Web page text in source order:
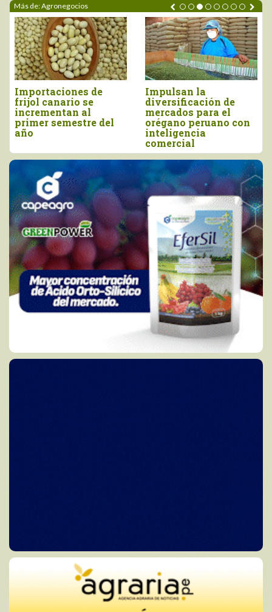
Más de: Agronegocios
Importaciones de
frijol canario se
incrementan al
primer semestre del
año
Impulsan la
diversificación de
mercados para el
orégano peruano con
inteligencia
comercial